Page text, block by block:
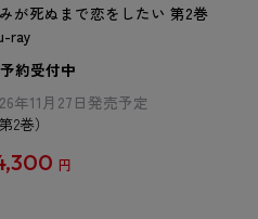
が死ぬまで恋をしたい 第2巻
ray
予約受付中
年11月27日発売予定
2巻）
円